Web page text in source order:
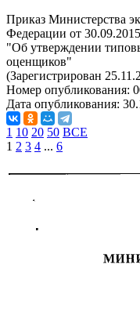
Приказ Министерства
Федерации от
"Об утверждении
оценщиков"
(Зарегистрирован
Номер опубликования:
Дата опубликования:
1 10 20 50 ВСЕ
1 2 3 4 ... 6